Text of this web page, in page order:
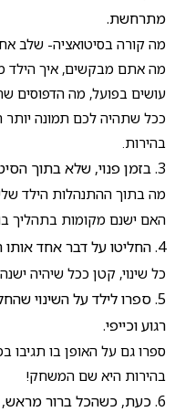
מתרחשת.
מה קורה בסיטואציה- שלב
מה אתם מבקשים, איך הילד
עושים בפועל, מה הדפוסים
ככל שתהיה לכם תמונה יותר
בהירות.
3. בזמן פנוי, שלא בתוך הסיטואציה שאלו את עצמכם:
מה בתוך ההתנהלות הילד
האם ישנם מקומות בתהליך
4. החליטו על דבר אחד אותו תעשו אחרת
כל שינוי, קטן ככל שיהיה
5. ספרו לילד על השינוי
רגוע וכייפי.
ספרו גם על האופן בו תגיבו
בהירות היא שם המשחק!
6. כעת, כשהכל ברור מראש, כל שנותר הוא ליישם.